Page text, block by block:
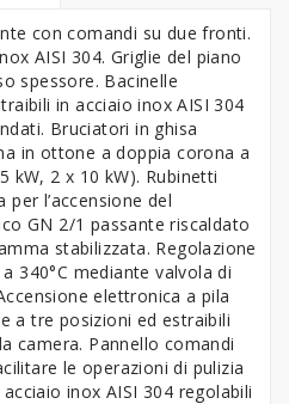
con comandi su due fronti.
AISI 304. Griglie del piano
spessore. Bacinelle
in acciaio inox AISI 304
Bruciatori in ghisa
in ottone a doppia corona a
kW, 2 x 10 kW). Rubinetti
l’accensione del
GN 2/1 passante riscaldato
stabilizzata. Regolazione
340°C mediante valvola di
elettronica a pila
a tre posizioni ed estraibili
camera. Pannello comandi
le operazioni di pulizia
inox AISI 304 regolabili